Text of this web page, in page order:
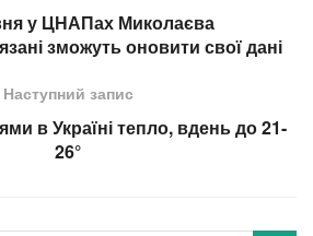
у ЦНАПах Миколаєва
зможуть оновити свої дані
Наступний запис
в Україні тепло, вдень до 21-
26°